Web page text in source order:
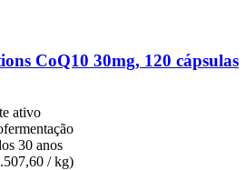
CoQ10 30mg, 120 cápsulas
ativo
30 anos
/ kg)